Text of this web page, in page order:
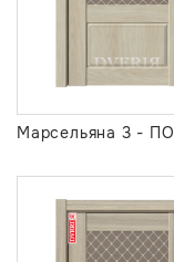
Марсельяна 3 - ПО